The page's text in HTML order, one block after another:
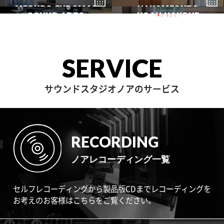
一時閉店中
銀座 赤坂
学芸大 田園調布
MEGURO FUDOMAE NAKAMEGURO
中目黒
SOUND ARTS NOAH HAKONE
SERVICE
サウンドスタジオノアのサービス
RECORDING
ノアレコーディング一覧
セルフレコーディングから製品版CDまでレコーディングを
お考えのお客様はこちらをご覧ください。